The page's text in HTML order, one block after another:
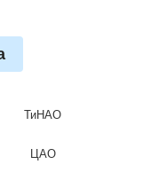
ТиНАО
ЦАО